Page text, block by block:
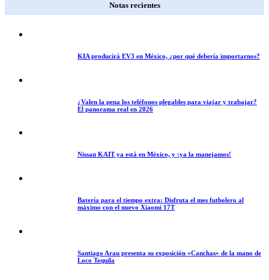
Notas recientes
KIA producirá EV3 en México, ¿por qué debería importarnos?
¿Valen la pena los teléfonos plegables para viajar y trabajar?
El panorama real en 2026
Nissan KAIT ya está en México, y ¡ya la manejamos!
Batería para el tiempo extra: Disfruta el mes futbolero al
máximo con el nuevo Xiaomi 17T
Santiago Arau presenta su exposición «Canchas» de la mano de
Loco Tequila